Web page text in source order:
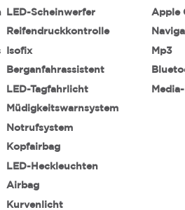
LED-Scheinwerfer
Reifendruckkontrolle
Isofix
Berganfahrassistent
LED-Tagfahrlicht
Müdigkeitswarnsystem
Notrufsystem
Kopfairbag
LED-Heckleuchten
Airbag
Kurvenlicht
Apple
Mp3